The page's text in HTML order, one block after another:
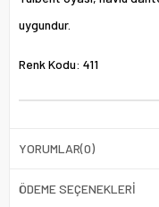
uygundur.
Renk Kodu: 411
YORUMLAR(0)
ÖDEME SEÇENEKLERI